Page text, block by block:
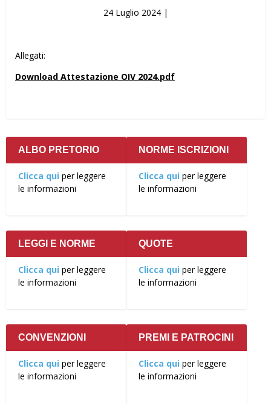
24 Luglio 2024 |
Allegati:
Download Attestazione OIV 2024.pdf
ALBO PRETORIO
Clicca qui per leggere
le informazioni
NORME ISCRIZIONI
Clicca qui per leggere
le informazioni
LEGGI E NORME
Clicca qui per leggere
le informazioni
QUOTE
Clicca qui per leggere
le informazioni
CONVENZIONI
Clicca qui per leggere
le informazioni
PREMI E PATROCINI
Clicca qui per leggere
le informazioni